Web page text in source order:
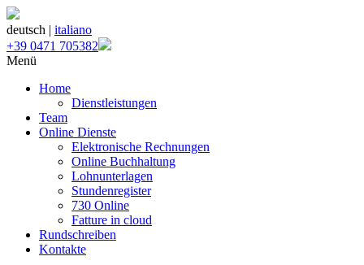
deutsch | italiano
+39 0471 705382
Menü
Home
Dienstleistungen
Team
Online Dienste
Elektronische Rechnungen
Online Buchhaltung
Lohnunterlagen
Stundenregister
730 Online
Fatture in cloud
Rundschreiben
Kontakte